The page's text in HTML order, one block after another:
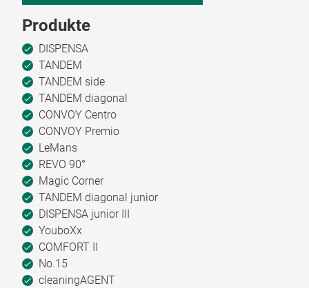
Produkte
DISPENSA
TANDEM
TANDEM side
TANDEM diagonal
CONVOY Centro
CONVOY Premio
LeMans
REVO 90°
Magic Corner
TANDEM diagonal junior
DISPENSA junior III
YouboXx
COMFORT II
No.15
cleaningAGENT